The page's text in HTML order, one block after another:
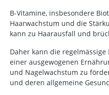
B-Vitamine, insbesondere
Haarwachstum und die
kann zu Haarausfall und
Daher kann die
einer ausgewogenen
und Nagelwachstum zu
und deren allgemeine